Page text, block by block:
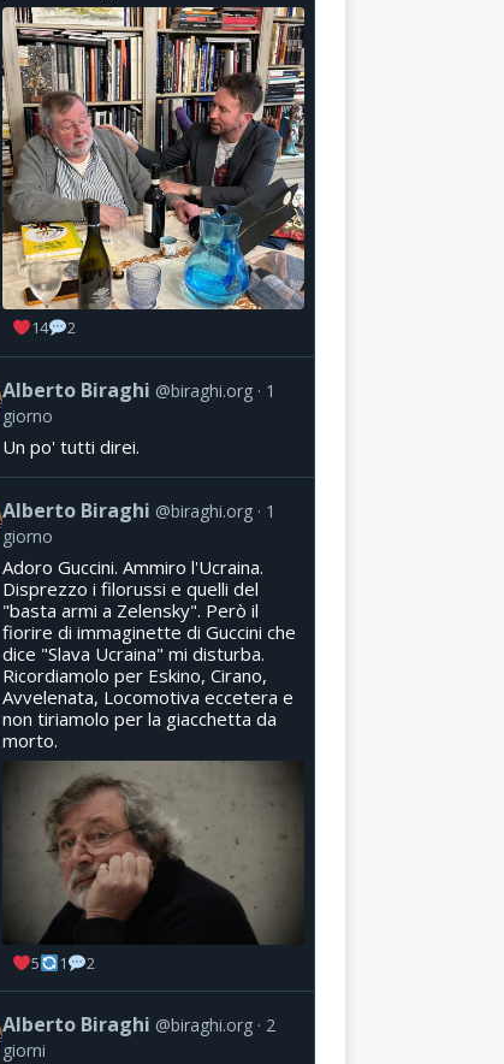
14 2
Alberto Biraghi @biraghi.org
1
giorno
Un po' tutti direi.
Alberto Biraghi @biraghi.org
1
giorno
Adoro Guccini. Ammiro l'Ucraina.
Disprezzo i filorussi e quelli del
"basta armi a Zelensky". Però il
fiorire di immaginette di Guccini che
dice "Slava Ucraina" mi disturba.
Ricordiamolo per Eskino, Cirano,
Avvelenata, Locomotiva eccetera e
non tiriamolo per la giacchetta da
morto.
5 1 2
Alberto Biraghi @biraghi.org
2
giorni